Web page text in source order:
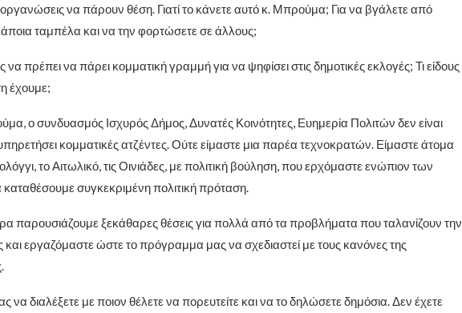
να πάρουν θέση. Γιατί το κάνετε αυτό κ. Μπρούμα; Για να βγάλετε από
ταμπέλα και να την φορτώσετε σε άλλους;
να πρέπει να πάρει κομματική γραμμή για να ψηφίσει στις δημοτικές εκλογές; Τι είδους
έχουμε;
ο συνδυασμός Ισχυρός Δήμος, Δυνατές Κοινότητες, Ευημερία Πολιτών δεν είναι
κομματικές ατζέντες. Ούτε είμαστε μια παρέα τεχνοκρατών. Είμαστε άτομα
το Αιτωλικό, τις Οινιάδες, με πολιτική βούληση, που ερχόμαστε ενώπιον των
συγκεκριμένη πολιτική πρόταση.
παρουσιάζουμε ξεκάθαρες θέσεις για πολλά από τα προβλήματα που ταλανίζουν την
και εργαζόμαστε ώστε το πρόγραμμα μας να σχεδιαστεί με τους κανόνες της
να διαλέξετε με ποιον θέλετε να πορευτείτε και να το δηλώσετε δημόσια. Δεν έχετε